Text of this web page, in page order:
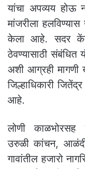
यांचा अपव्यय होऊ
मांजरीला
केला आहे. सदर
ठेवण्यासाठी संबंधित
अशी आग्रही मागणी
जिल्हाधिकारी
आहे.
लोणी काळभोरसह
उरुळी कांचन, आळंदी
गावांतील हजारो